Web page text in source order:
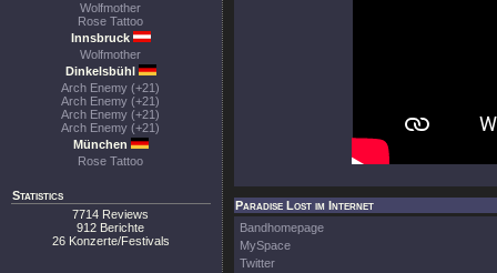
Wolfmother
Rose Tattoo
Innsbruck
Wolfmother
Dinkelsbühl
Arch Enemy (+21)
Arch Enemy (+21)
Arch Enemy (+21)
Arch Enemy (+21)
München
Rose Tattoo
Statistics
7714 Reviews
912 Berichte
26 Konzerte/Festivals
Paradise Lost im Internet
Bandhomepage
MySpace
Twitter